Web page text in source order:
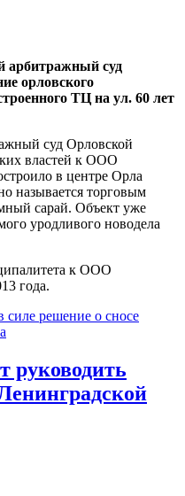
арбитражный суд
орловского
ТЦ на ул. 60 лет
суд Орловской
властей к ООО
в центре Орла
называется торговым
сарай. Объект уже
уродливого новодела
к ООО
года.
силе решение о сносе
руководить